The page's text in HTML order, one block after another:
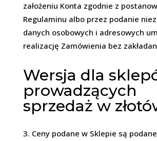
założeniu Konta zgodnie z
Regulaminu albo przez podanie
danych osobowych i adresowych
realizację Zamówienia bez
Wersja dla
prowadzących
sprzedaż w
Ceny podane w Sklepie są